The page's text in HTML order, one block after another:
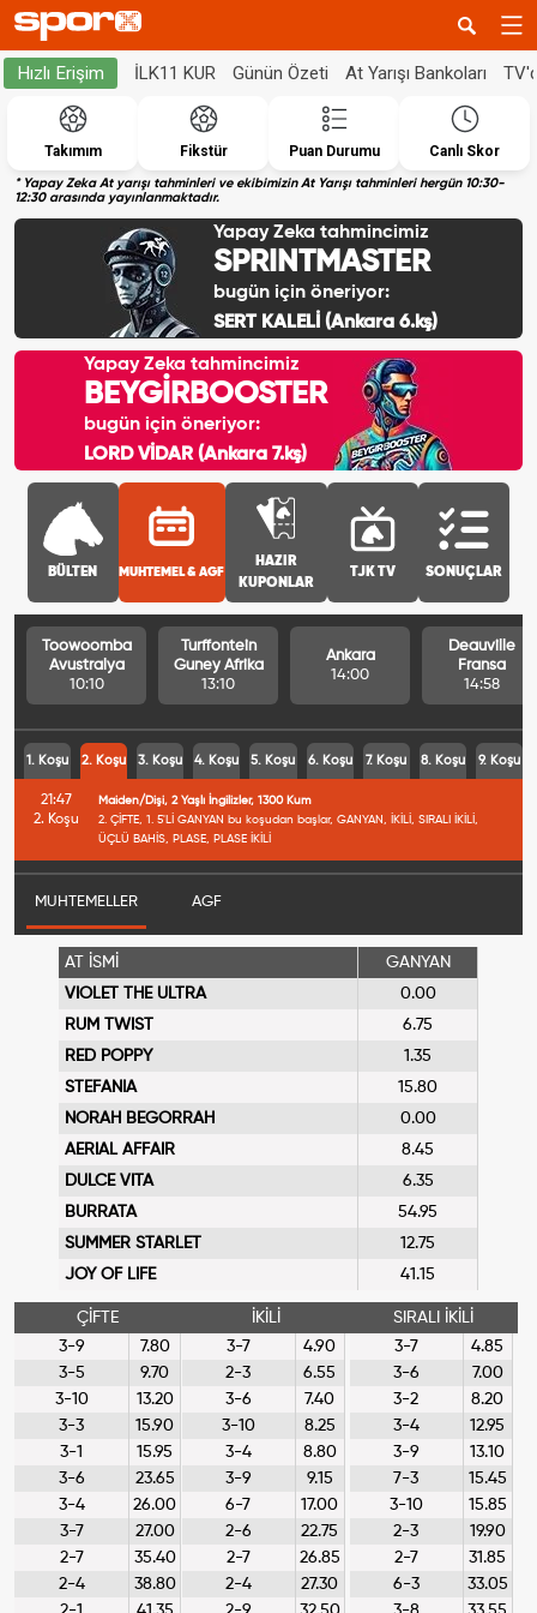
Hızlı Erişim İLK11 KUR Günün Özeti At Yarışı Bankoları
Takımım Fikstür Puan Durumu Canlı Skor
* Yapay Zeka At yarışı tahminleri ve ekibimizin At Yarışı tahminleri hergün 10:30-
12:30 arasında yayınlanmaktadır.
Yapay Zeka tahmincimiz
SPRINTMASTER
bugün için öneriyor:
SERT KALELİ (Ankara 6.kş)
Yapay Zeka tahmincimiz
BEYGİRBOOSTER
bugün için öneriyor:
LORD VİDAR (Ankara 7.kş)
BÜLTEN MUHTEMEL & AGF
HAZIR
KUPONLAR
TJK TV SONUÇLAR
Toowoomba
Avustralya
10:10
Turffontein
Guney Afrika
13:10
Ankara
14:00
Deauville
Fransa
14:58
1. Koşu 2. Koşu 3. Koşu 4. Koşu 5. Koşu 6. Koşu 7. Koşu 8. Koşu 9. Koşu
21:47
2. Koşu
Maiden/Dişi, 2 Yaşlı İngilizler, 1300 Kum
2. ÇİFTE, 1. 5'Lİ GANYAN bu koşudan başlar, GANYAN, İKİLİ, SIRALI İKİLİ,
ÜÇLÜ BAHİS, PLASE, PLASE İKİLİ
MUHTEMELLER AGF
AT İSMİ
GANYAN
VIOLET THE ULTRA
0.00
RUM TWIST
6.75
RED POPPY
1.35
STEFANIA
15.80
NORAH BEGORRAH
0.00
AERIAL AFFAIR
8.45
DULCE VITA
6.35
BURRATA
54.95
SUMMER STARLET
12.75
JOY OF LIFE
41.15
ÇİFTE
3-9
7.80
3-5
9.70
3-10
13.20
3-3
15.90
3-1
15.95
3-6
23.65
3-4
26.00
3-7
27.00
2-7
35.40
2-4
38.80
İKİLİ
3-7
4.90
2-3
6.55
3-6
7.40
3-10
8.25
3-4
8.80
3-9
9.15
6-7
17.00
2-6
22.75
2-7
26.85
2-4
27.30
SIRALI İKİLİ
3-7
4.85
3-6
7.00
3-2
8.20
3-4
12.95
3-9
13.10
7-3
15.45
3-10
15.85
2-3
19.90
2-7
31.85
6-3
33.05